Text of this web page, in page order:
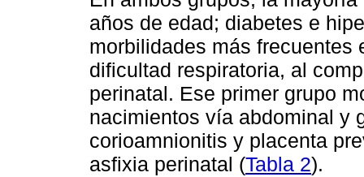
años de edad; diabetes e
morbilidades más frecuentes
dificultad respiratoria, al
perinatal. Ese primer grupo
nacimientos vía abdominal y
corioamnionitis y placenta
asfixia perinatal (Tabla 2).